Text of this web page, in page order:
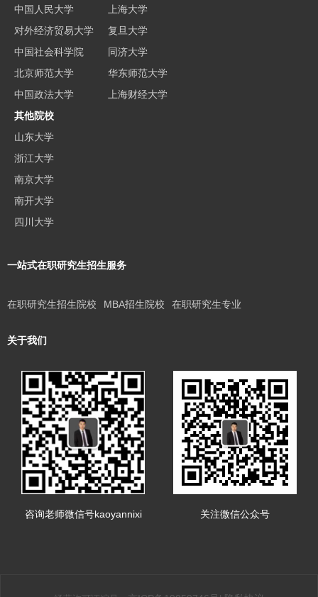
中国人民大学
对外经济贸易大学
中国社会科学院
北京师范大学
中国政法大学
上海大学
复旦大学
同济大学
华东师范大学
上海财经大学
其他院校
山东大学
浙江大学
南京大学
南开大学
四川大学
一站式在职研究生招生服务
在职研究生招生院校 MBA招生院校 在职研究生专业
关于我们
咨询老师微信号kaoyannixi 关注微信公众号